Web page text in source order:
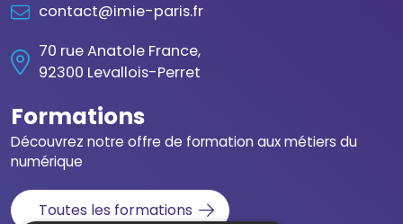
contact@imie-paris.fr
70 rue Anatole France,
92300 Levallois-Perret
Formations
Découvrez notre offre de formation aux métiers du
numérique
Toutes les formations